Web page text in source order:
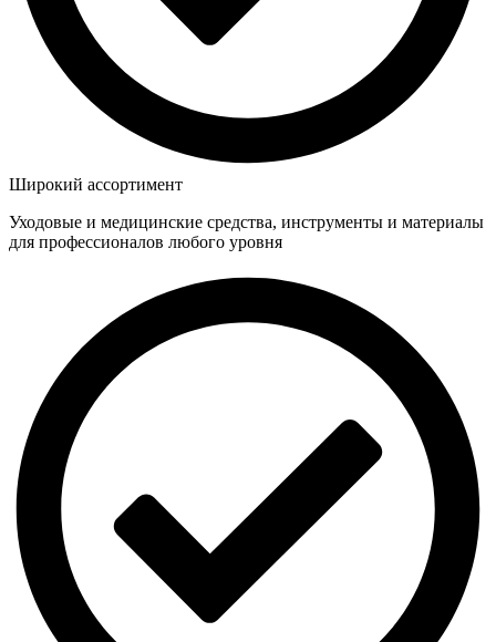
Широкий ассортимент
Уходовые и медицинские средства, инструменты и материалы
для профессионалов любого уровня